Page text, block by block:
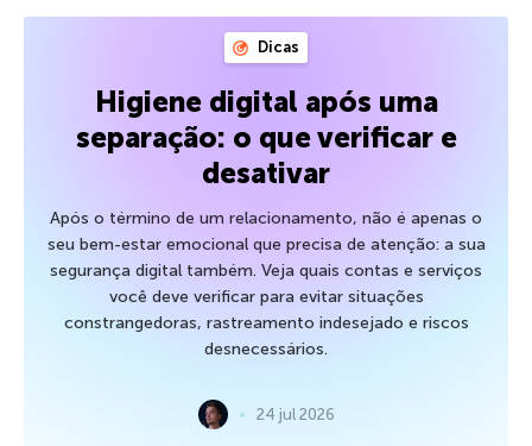
Dicas
Higiene digital após uma
separação: o que verificar e
desativar
Após o término de um relacionamento, não é apenas o
seu bem-estar emocional que precisa de atenção: a sua
segurança digital também. Veja quais contas e serviços
você deve verificar para evitar situações
constrangedoras, rastreamento indesejado e riscos
desnecessários.
24 jul 2026